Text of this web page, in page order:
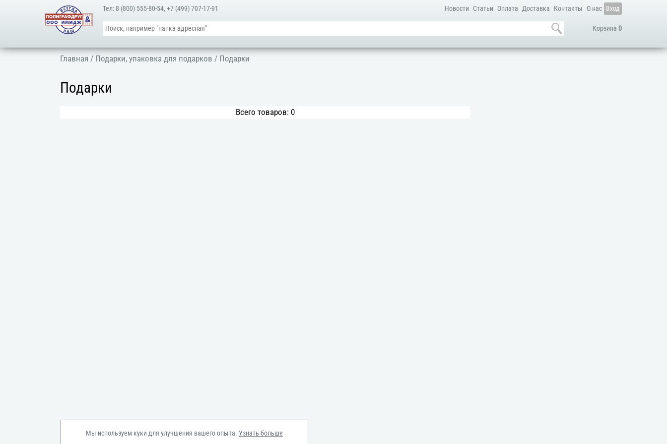
Новости Статьи Оплата Доставка Контакты О нас Вход
Корзина 0
Тел: 8 (800) 555-80-54,+7 (499) 707-17-91
Главная / Подарки, упаковка для подарков / Подарки
Подарки
Всего товаров: 0
Мы используем куки для улучшения вашего опыта. Узнать больше